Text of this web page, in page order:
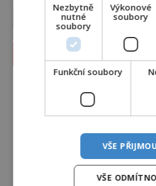
PROLISTOVAT
Nezbytně
nutné
soubory
Výkonové
soubory
Funkční soubory
VŠE
VŠE